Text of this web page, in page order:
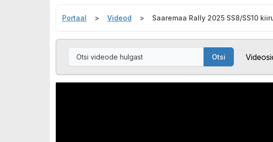
Portaal Videod Saaremaa Rally 2025 SS8/SS10
Otsi